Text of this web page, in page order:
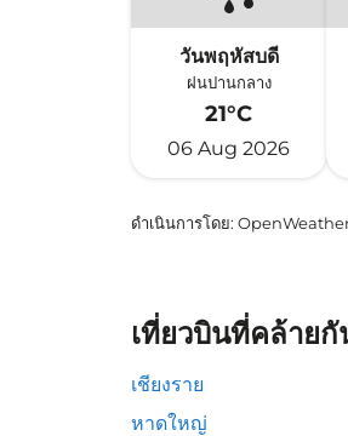
วันพฤหัสบดี
ฝนปานกลาง
21°C
06 Aug 2026
ดำเนินการโดย:
เที่ยวบินที่คล้ายกั
เชียงราย
หาดใหญ่